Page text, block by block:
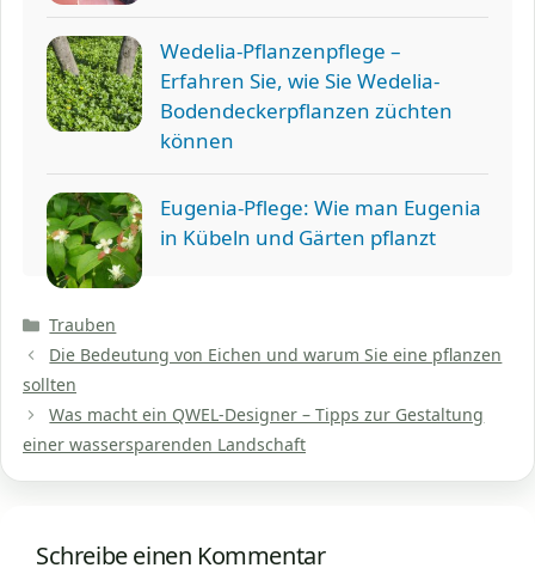
Wedelia-Pflanzenpflege –
Erfahren Sie, wie Sie Wedelia-
Bodendeckerpflanzen züchten
können
Eugenia-Pflege: Wie man Eugenia
in Kübeln und Gärten pflanzt
Kategorien
Trauben
Die Bedeutung von Eichen und warum Sie eine pflanzen
sollten
Was macht ein QWEL-Designer – Tipps zur Gestaltung
einer wassersparenden Landschaft
Schreibe einen Kommentar